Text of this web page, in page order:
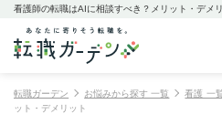
看護師の転職はAIに相談すべき？メリット・デメ
転職ガーデン お悩みから探す 一覧 看護 一
ット・デメリット